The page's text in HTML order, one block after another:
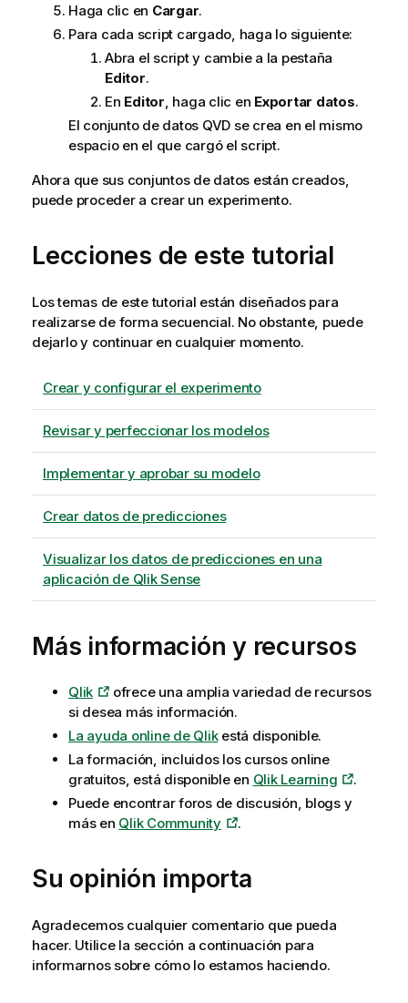
Haga clic en Cargar.
Para cada script cargado, haga lo siguiente:
Abra el script y cambie a la pestaña
Editor.
En Editor, haga clic en Exportar datos.
El conjunto de datos QVD se crea en el mismo
espacio en el que cargó el script.
Ahora que sus conjuntos de datos están creados,
puede proceder a crear un experimento.
Lecciones de este tutorial
Los temas de este tutorial están diseñados para
realizarse de forma secuencial. No obstante, puede
dejarlo y continuar en cualquier momento.
Crear y configurar el experimento
Revisar y perfeccionar los modelos
Implementar y aprobar su modelo
Crear datos de predicciones
Visualizar los datos de predicciones en una
aplicación de Qlik Sense
Más información y recursos
Qlik
ofrece una amplia variedad de recursos
si desea más información.
La ayuda online de Qlikestá disponible.
La formación, incluidos los cursos online
gratuitos, está disponible en Qlik Learning
.
Puede encontrar foros de discusión, blogs y
más en Qlik Community .
Su opinión importa
Agradecemos cualquier comentario que pueda
hacer. Utilice la sección a continuación para
informarnos sobre cómo lo estamos haciendo.